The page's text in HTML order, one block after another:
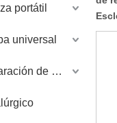
portátil
universal
Máquina de preparación de muestras